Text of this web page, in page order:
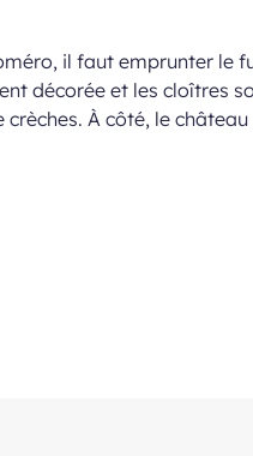
il faut emprunter le
décorée et les cloîtres
À côté, le